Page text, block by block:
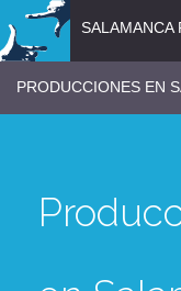
SALAMANCA
PRODUCCIONES EN